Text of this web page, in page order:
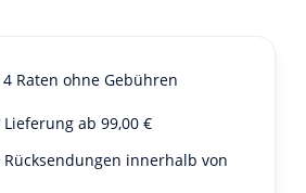
Raten ohne Gebühren
Lieferung ab 99,00 €
Rücksendungen innerhalb von